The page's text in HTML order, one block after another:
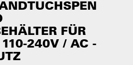
FÜR
240V / AC -